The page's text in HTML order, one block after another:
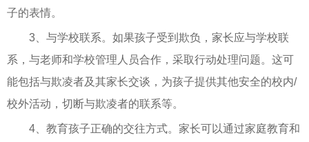
子的表情。
3、与学校联系。如果孩子受到欺负，家长应与学校联
系，与老师和学校管理人员合作，采取行动处理问题。这可
能包括与欺凌者及其家长交谈，为孩子提供其他安全的校内/
校外活动，切断与欺凌者的联系等。
4、教育孩子正确的交往方式。家长可以通过家庭教育和